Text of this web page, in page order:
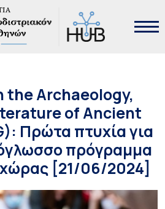
the Archaeology,
of Ancient
Πρώτα πτυχία για
πρόγραμμα
[21/06/2024]